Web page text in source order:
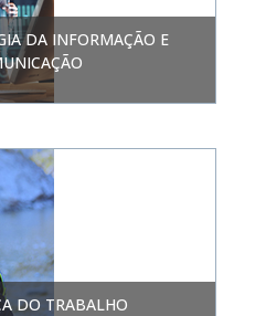
DA INFORMAÇÃO E
DO TRABALHO